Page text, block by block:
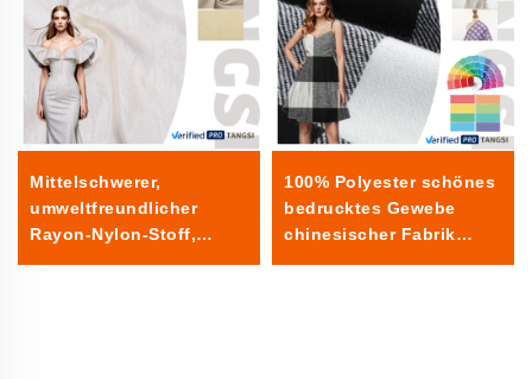
Mittelschwerer,
umweltfreundlicher
Rayon-Nylon-Stoff,
individuelle Farben,
100% Polyester schönes
bedrucktes Gewebe
chinesischer Fabrik
leicht glatt für